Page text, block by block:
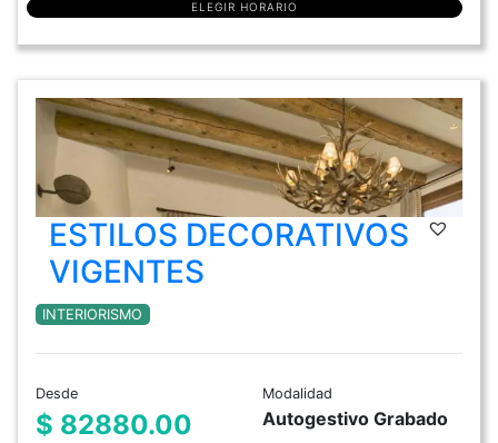
ELEGIR HORARIO
ESTILOS DECORATIVOS
VIGENTES
INTERIORISMO
Desde
$ 82880.00
Modalidad
Autogestivo Grabado